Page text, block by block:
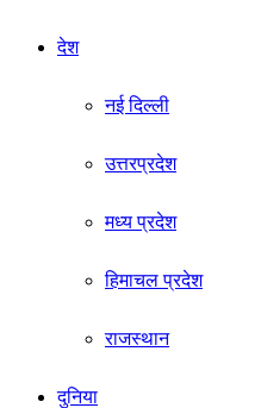
देश
नई दिल्ली
उत्तरप्रदेश
मध्य प्रदेश
हिमाचल प्रदेश
राजस्थान
दुनिया